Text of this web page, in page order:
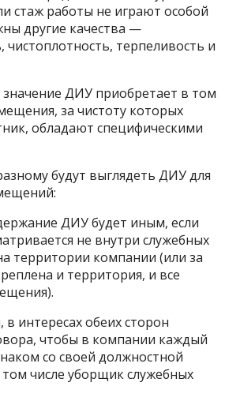
стаж работы не играют особой
другие качества —
чистоплотность, терпеливость и
ДИУ приобретает в том
за чистоту которых
обладают специфическими
будут выглядеть ДИУ для
ДИУ будет иным, если
не внутри служебных
территории компании (или за
и территория, и все
интересах обеих сторон
чтобы в компании каждый
со своей должностной
числе уборщик служебных